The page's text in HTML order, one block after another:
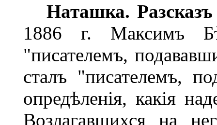
Наташка.
1886 г. Максимъ
"писателемъ,
сталъ "писателемъ,
опредѣленія, какія
Возлагавшихся на